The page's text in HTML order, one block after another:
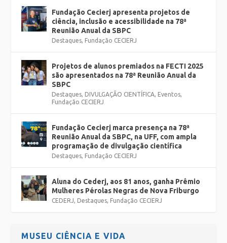
Fundação Cecierj apresenta projetos de
ciência, inclusão e acessibilidade na 78ª
Reunião Anual da SBPC
Destaques, Fundação CECIERJ
Projetos de alunos premiados na FECTI 2025
são apresentados na 78ª Reunião Anual da
SBPC
Destaques, DIVULGAÇÃO CIENTÍFICA, Eventos,
Fundação CECIERJ
Fundação Cecierj marca presença na 78ª
Reunião Anual da SBPC, na UFF, com ampla
programação de divulgação científica
Destaques, Fundação CECIERJ
Aluna do Cederj, aos 81 anos, ganha Prêmio
Mulheres Pérolas Negras de Nova Friburgo
CEDERJ, Destaques, Fundação CECIERJ
MUSEU CIÊNCIA E VIDA